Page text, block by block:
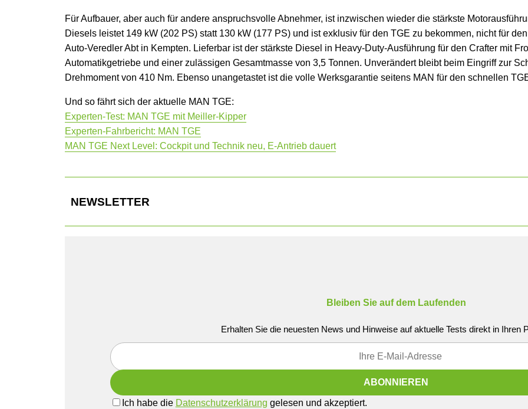
Für Aufbauer, aber auch für andere anspruchsvolle Abnehmer, ist inzwischen wieder die stärkste
Diesels leistet 149 kW (202 PS) statt 130 kW (177 PS) und ist exklusiv für den TGE zu bekommen, nicht für
Auto-Veredler Abt in Kempten. Lieferbar ist der stärkste Diesel in Heavy-Duty-Ausführung für den Crafter mit
Automatikgetriebe und einer zulässigen Gesamtmasse von 3,5 Tonnen. Unverändert bleibt beim Eingriff zur
Drehmoment von 410 Nm. Ebenso unangetastet ist die volle Werksgarantie seitens MAN für den schnellen
Und so fährt sich der aktuelle MAN TGE:
Experten-Test: MAN TGE mit Meiller-Kipper
Experten-Fahrbericht: MAN TGE
MAN TGE Next Level: Cockpit und Technik neu, E-Antrieb dauert
NEWSLETTER
Bleiben Sie auf dem Laufenden
Erhalten Sie die neuesten News und Hinweise auf aktuelle Tests direkt in Ihren
Ich habe die Datenschutzerklärung gelesen und akzeptiert.